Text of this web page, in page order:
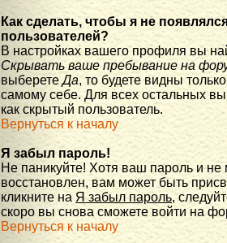
Как сделать, чтобы я не
пользователей?
В настройках вашего профиля вы
Скрывать ваше пребывание на
выберетеДа, то будете видны
самому себе. Для всех остальных вы
как скрытый пользователь.
Вернуться к началу
Я забыл пароль!
Не паникуйте! Хотя ваш пароль и не
восстановлен, вам может быть
кликните на Я забыл пароль,
скоро вы снова сможете войти на
Вернуться к началу